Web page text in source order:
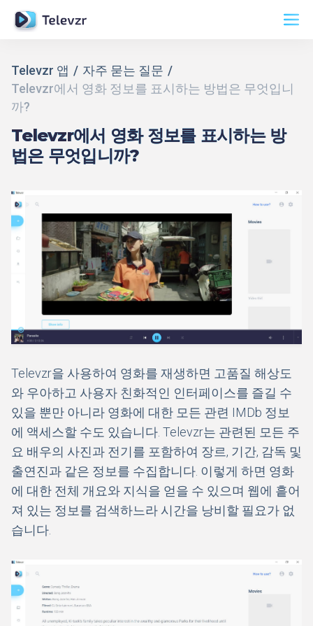
Televzr 앱
자주 묻는 질문
Televzr에서 영화 정보를 표시하는 방법은 무엇입니
까?
Televzr에서 영화 정보를 표시하는 방
법은 무엇입니까?
Televzr을 사용하여 영화를 재생하면 고품질 해상도
와 우아하고 사용자 친화적인 인터페이스를 즐길 수
있을 뿐만 아니라 영화에 대한 모든 관련 IMDb 정보
에 액세스할 수도 있습니다. Televzr는 관련된 모든 주
요 배우의 사진과 전기를 포함하여 장르, 기간, 감독 및
출연진과 같은 정보를 수집합니다. 이렇게 하면 영화
에 대한 전체 개요와 지식을 얻을 수 있으며 웹에 흩어
져 있는 정보를 검색하느라 시간을 낭비할 필요가 없
습니다.